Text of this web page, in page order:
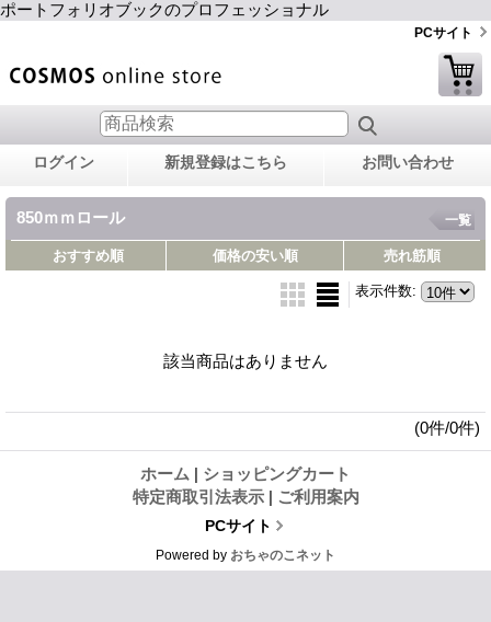
ポートフォリオブックのプロフェッショナル
PCサイト
ログイン 新規登録はこちら お問い合わせ
850ｍｍロール 一覧
おすすめ順 価格の安い順 売れ筋順
表示件数:
該当商品はありません
(0件/0件)
ホーム | ショッピングカート
特定商取引法表示 | ご利用案内
PCサイト
Powered by おちゃのこネット